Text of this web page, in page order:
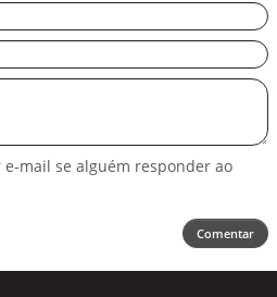
mail se alguém responder ao
Comentar